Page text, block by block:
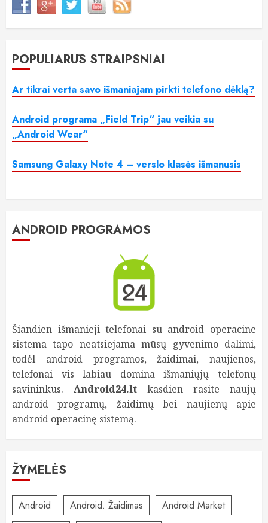
POPULIARŪS STRAIPSNIAI
Ar tikrai verta savo išmaniajam pirkti telefono dėklą?
Android programa „Field Trip“ jau veikia su
„Android Wear“
Samsung Galaxy Note 4 – verslo klasės išmanusis
ANDROID PROGRAMOS
Šiandien išmanieji telefonai su android operacine
sistema tapo neatsiejama mūsų gyvenimo dalimi,
todėl android programos, žaidimai, naujienos,
telefonai vis labiau domina išmaniųjų telefonų
savininkus. Android24.lt kasdien rasite naujų
android programų, žaidimų bei naujienų apie
android operacinę sistemą.
ŽYMELĖS
Android Android. Žaidimas
Android Market